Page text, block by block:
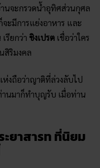
นจะกรวดน้ำอุทิศส่วนกุศล
ะมีการแย่งอาหาร และ
รียกว่า ชิงเปรต เชื่อว่าใคร
สิริมงคล
ห่งถือว่าญาติที่ล่วงลับไป
านมาก็ทำบุญรับ เมื่อท่าน
ยาสารท ที่นิยม